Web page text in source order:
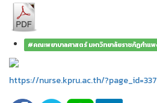
#คณะพยาบาลศาสตร์ มหาวิทยาลัยราชภัฏกำแ
https://nurse.kpru.ac.th/